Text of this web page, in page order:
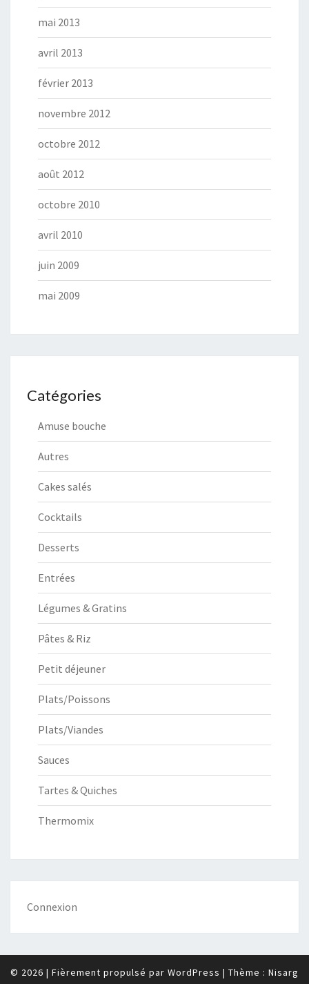
mai 2013
avril 2013
février 2013
novembre 2012
octobre 2012
août 2012
octobre 2010
avril 2010
juin 2009
mai 2009
Catégories
Amuse bouche
Autres
Cakes salés
Cocktails
Desserts
Entrées
Légumes & Gratins
Pâtes & Riz
Petit déjeuner
Plats/Poissons
Plats/Viandes
Sauces
Tartes & Quiches
Thermomix
Connexion
© 2026 | Fièrement propulsé par WordPress | Thème : Nisarg